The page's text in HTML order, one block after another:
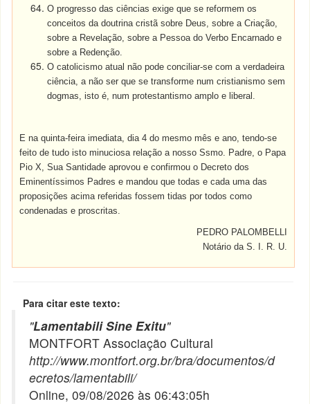
O progresso das ciências exige que se reformem os
conceitos da doutrina cristã sobre Deus, sobre a Criação,
sobre a Revelação, sobre a Pessoa do Verbo Encarnado e
sobre a Redenção.
O catolicismo atual não pode conciliar-se com a verdadeira
ciência, a não ser que se transforme num cristianismo sem
dogmas, isto é, num protestantismo amplo e liberal.
E na quinta-feira imediata, dia 4 do mesmo mês e ano, tendo-se
feito de tudo isto minuciosa relação a nosso Ssmo. Padre, o Papa
Pio X, Sua Santidade aprovou e confirmou o Decreto dos
Eminentíssimos Padres e mandou que todas e cada uma das
proposições acima referidas fossem tidas por todos como
condenadas e proscritas.
PEDRO PALOMBELLI
Notário da S. I. R. U.
Para citar este texto:
"Lamentabili Sine Exitu"
MONTFORT Associação Cultural
http://www.montfort.org.br/bra/documentos/d
ecretos/lamentabili/
Online, 09/08/2026 às 06:43:05h